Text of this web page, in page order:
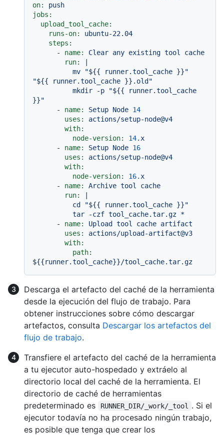
on:
push
jobs:
upload_tool_cache:
runs-on:
ubuntu-22.04
steps:
-
name: Clear any existing tool
cache
run:
|
"${{ runner.tool_cache }}.old"
-
name: Setup Node 14
uses:
actions/setup-node@v4
with:
node-version:
14. x
-
name: Setup Node 16
uses:
actions/setup-node@v4
with:
node-version:
16. x
-
name: Archive tool
cache
run:
|
-
name: Upload tool cache artifact
uses:
actions/upload-artifact@v3
with:
path:
${{runner.tool_cache}}/tool_cache.tar.gz
Descarga el artefacto del caché de la herramienta
desde la ejecución del flujo de trabajo. Para
obtener instrucciones sobre cómo descargar
artefactos, consulta Descargar los artefactos del
flujo de trabajo.
Transfiere el artefacto del caché de la herramienta
a tu ejecutor auto-hospedado y extráelo al
directorio local del caché de la herramienta. El
directorio de caché de herramientas
predeterminado es
RUNNER_DIR/_work/_tool
. Si el
ejecutor todavía no ha procesado ningún trabajo,
es posible que tenga que crear los